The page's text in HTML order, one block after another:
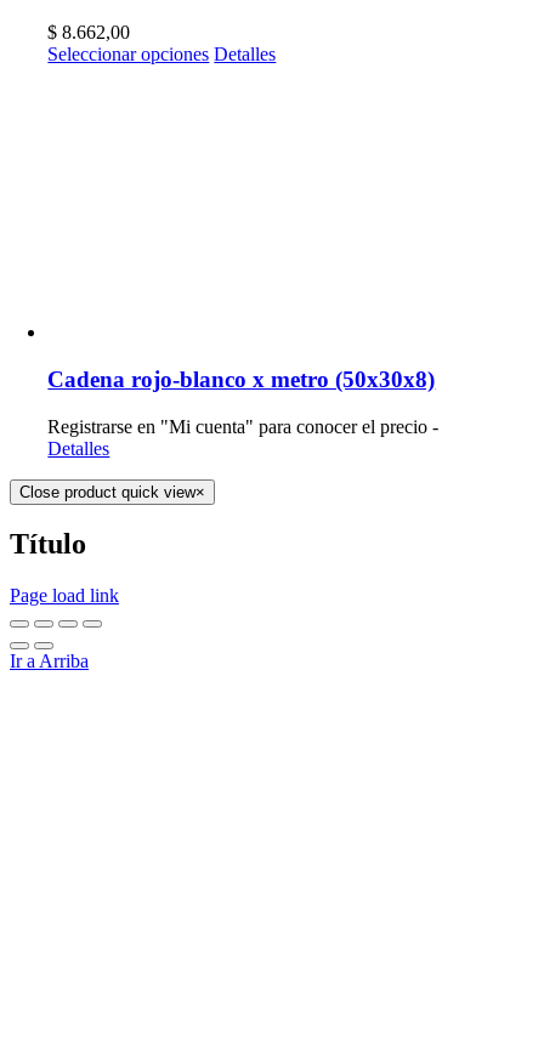
$ 8.662,00
Seleccionar opciones Detalles
Cadena rojo-blanco x metro (50x30x8)
Registrarse en "Mi cuenta" para conocer el precio -
Detalles
Close product quick view×
Título
Page load link
Ir a Arriba